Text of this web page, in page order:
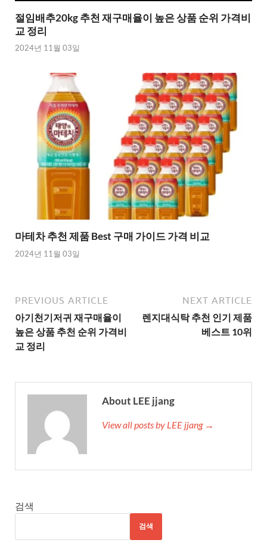
절임배추20kg 추천 재구매율이 높은 상품 순위 가격비
교 정리
2024년 11월 03일
마테차 추천 제품 Best 구매 가이드 가격 비교
2024년 11월 03일
PREVIOUS ARTICLE
아기천기저귀 재구매율이
높은 상품 추천 순위 가격비
교 정리
NEXT ARTICLE
렌지대식탁 추천 인기 제품
베스트 10위
About LEE jjang
View all posts by LEE jjang →
검색
검색